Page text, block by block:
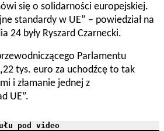
się o solidarności europejskiej.
standardy w UE” – powiedział na
24 były Ryszard Czarnecki.
Parlamentu
tys. euro za uchodźcę to tak
i złamanie jednej z
UE”.
pod video